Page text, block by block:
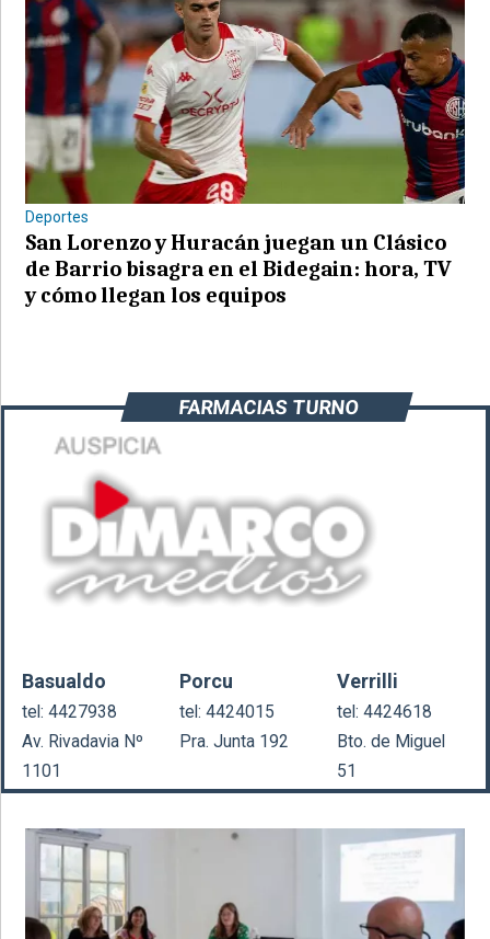
Deportes
San Lorenzo y Huracán juegan un Clásico
de Barrio bisagra en el Bidegain: hora, TV
y cómo llegan los equipos
FARMACIAS TURNO
Basualdo
tel: 4427938
Av. Rivadavia Nº
1101
Porcu
tel: 4424015
Pra. Junta 192
Verrilli
tel: 4424618
Bto. de Miguel
51